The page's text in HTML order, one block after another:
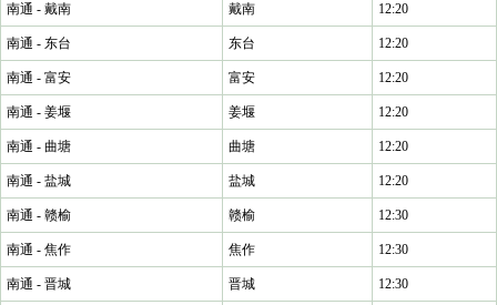
南通 - 戴南 戴南 12:20
南通 - 东台 东台 12:20
南通 - 富安 富安 12:20
南通 - 姜堰 姜堰 12:20
南通 - 曲塘 曲塘 12:20
南通 - 盐城 盐城 12:20
南通 - 赣榆 赣榆 12:30
南通 - 焦作 焦作 12:30
南通 - 晋城 晋城 12:30